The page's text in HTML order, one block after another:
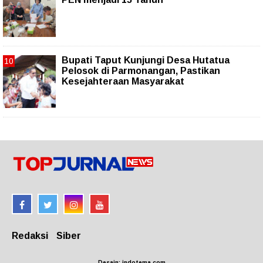
Bupati Taput Kunjungi Desa Hutatua
Pelosok di Parmonangan, Pastikan
Kesejahteraan Masyarakat
Redaksi Siber